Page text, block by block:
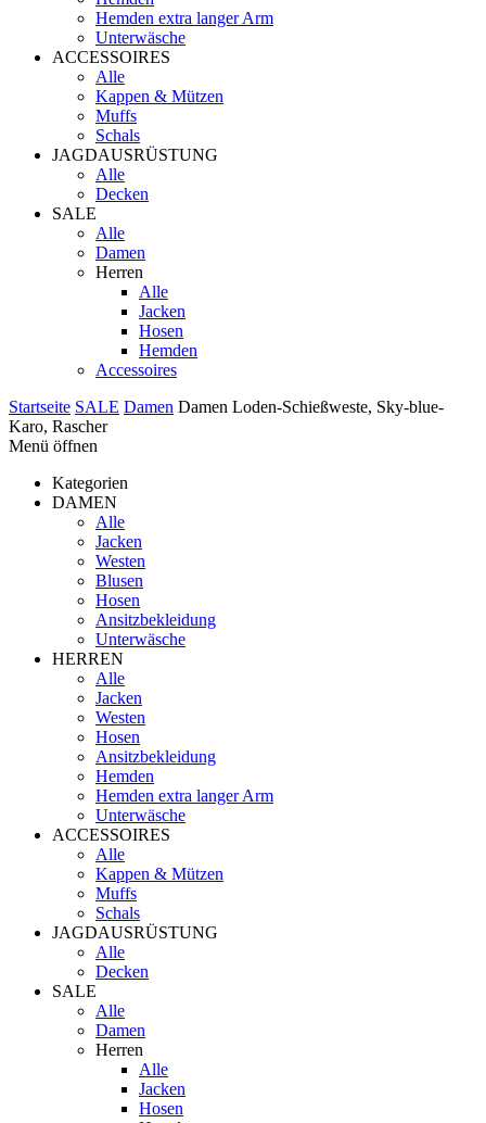
Hemden extra langer Arm
Unterwäsche
ACCESSOIRES
Alle
Kappen & Mützen
Muffs
Schals
JAGDAUSRÜSTUNG
Alle
Decken
SALE
Alle
Damen
Herren
Alle
Jacken
Hosen
Hemden
Accessoires
Startseite SALE Damen Damen Loden-Schießweste, Sky-blue-
Karo, Rascher
Menü öffnen
Kategorien
DAMEN
Alle
Jacken
Westen
Blusen
Hosen
Ansitzbekleidung
Unterwäsche
HERREN
Alle
Jacken
Westen
Hosen
Ansitzbekleidung
Hemden
Hemden extra langer Arm
Unterwäsche
ACCESSOIRES
Alle
Kappen & Mützen
Muffs
Schals
JAGDAUSRÜSTUNG
Alle
Decken
SALE
Alle
Damen
Herren
Alle
Jacken
Hosen